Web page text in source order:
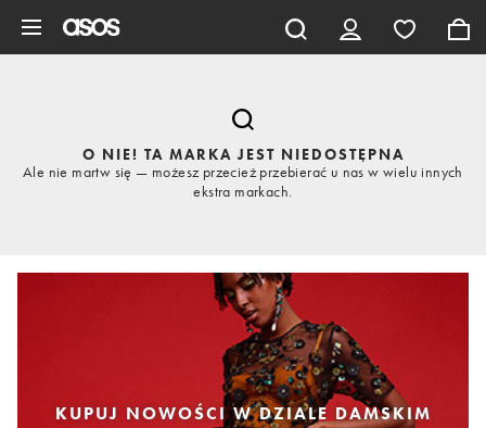
O NIE! TA MARKA JEST NIEDOSTĘPNA
Ale nie martw się — możesz przecież przebierać u nas w wielu innych
ekstra markach.
KUPUJ NOWOŚCI W DZIALE DAMSKIM